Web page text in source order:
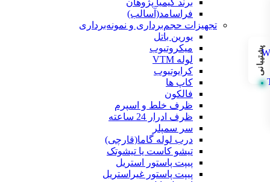
برند کیمیا پژوهان
فراسامد(آسالب)
تجهیزات حجم‌برداری و نمونه‌برداری
یورین باتل
میکروتیوب
لوله VTM
کرایوتیوب
کاپ ها
فالکون
ظرف خلط و اسپرم
ظرف ادرار 24 ساعته
سر سمپلر
درب لوله گاما(قارچی)
تیشو کاست یا تیشوتک
پیپت پاستور استریل
پیپت پاستور غیراستریل
پشتیبانی